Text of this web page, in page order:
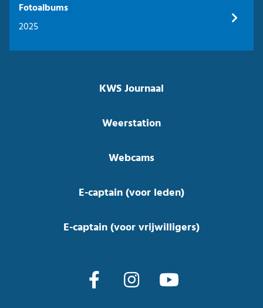
Fotoalbums
2025
KWS Journaal
Weerstation
Webcams
E-captain (voor leden)
E-captain (voor vrijwilligers)